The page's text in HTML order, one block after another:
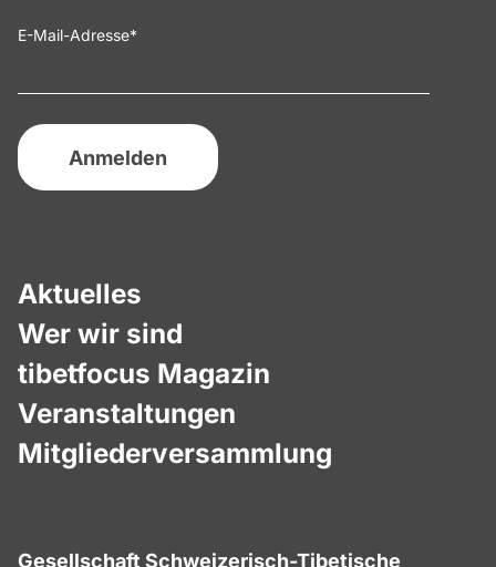
Aktuelles
Wer wir sind
tibetfocus Magazin
Veranstaltungen
Mitgliederversammlung
Gesellschaft Schweizerisch-Tibetische
E-Mail-Adresse*